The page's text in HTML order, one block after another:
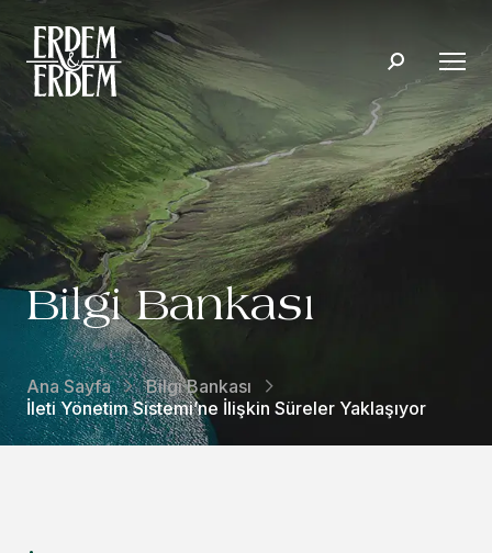
Bilgi Bankası
Ana Sayfa
Bilgi Bankası
İleti Yönetim Sistemi’ne İlişkin Süreler Yaklaşıyor